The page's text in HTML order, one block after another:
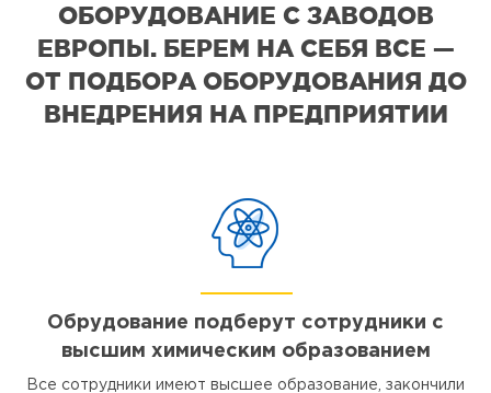
ОБОРУДОВАНИЕ С ЗАВОДОВ
ЕВРОПЫ. БЕРЕМ НА СЕБЯ ВСЕ —
ОТ ПОДБОРА ОБОРУДОВАНИЯ ДО
ВНЕДРЕНИЯ НА ПРЕДПРИЯТИИ
Обрудование подберут сотрудники с
высшим химическим образованием
Все сотрудники имеют высшее образование, закончили